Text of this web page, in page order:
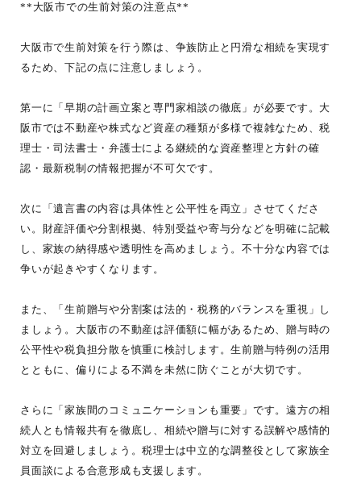
**大阪市での生前対策の注意点**
大阪市で生前対策を行う際は、争族防止と円滑な相続を実現す
るため、下記の点に注意しましょう。
第一に「早期の計画立案と専門家相談の徹底」が必要です。大
阪市では不動産や株式など資産の種類が多様で複雑なため、税
理士・司法書士・弁護士による継続的な資産整理と方針の確
認・最新税制の情報把握が不可欠です。
次に「遺言書の内容は具体性と公平性を両立」させてくださ
い。財産評価や分割根拠、特別受益や寄与分などを明確に記載
し、家族の納得感や透明性を高めましょう。不十分な内容では
争いが起きやすくなります。
また、「生前贈与や分割案は法的・税務的バランスを重視」し
ましょう。大阪市の不動産は評価額に幅があるため、贈与時の
公平性や税負担分散を慎重に検討します。生前贈与特例の活用
とともに、偏りによる不満を未然に防ぐことが大切です。
さらに「家族間のコミュニケーションも重要」です。遠方の相
続人とも情報共有を徹底し、相続や贈与に対する誤解や感情的
対立を回避しましょう。税理士は中立的な調整役として家族全
員面談による合意形成も支援します。